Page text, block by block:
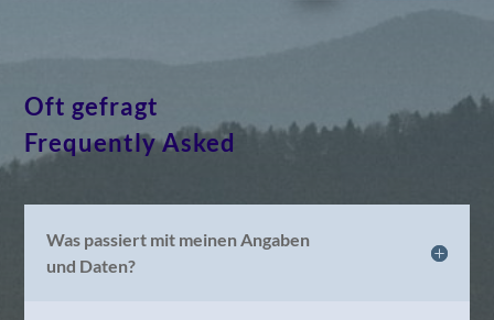
Oft gefragt
Frequently Asked
Was passiert mit meinen Angaben
und Daten?